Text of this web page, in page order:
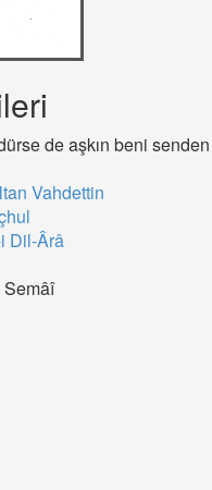
de aşkın beni
Vahdettin
Dil-Ârâ